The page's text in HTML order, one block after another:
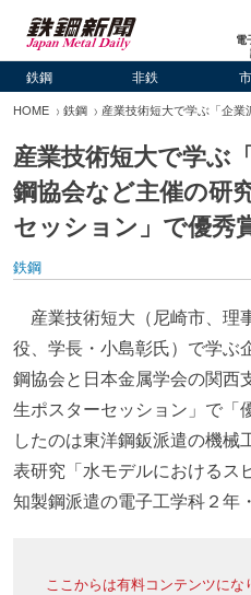
電
鉄鋼 非鉄
HOME 鉄鋼 産業技術短大で学ぶ「企
産業技術短大で学ぶ
鋼協会など主催の研
セッション」で優秀
鉄鋼
産業技術短大（尼崎市、理
役、学長・小島彰氏）で学ぶ
鋼協会と日本金属学会の関西
生ポスターセッション」で
したのは東洋鋼鈑派遣の機械
表研究「水モデルにおけるス
知製鋼派遣の電子工学科２年
ここからは有料コンテンツに